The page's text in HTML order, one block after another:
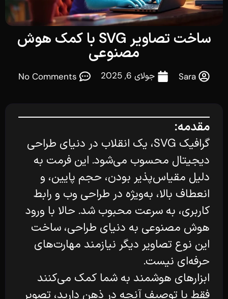
ساخت تصاویر SVG با کمک هوش
مصنوعی
Sara جولای 6, 2025 No Comments
مقدمه:
گرافیک SVG، یک انقلاب در دنیای طراحی
دیجیتال محسوب می‌شود. این فرمت به
دلیل مقیاس‌پذیر بودن، حجم پایین، و
انعطاف بالا، به‌ویژه در طراحی وب و رابط
کاربری، به سرعت محبوب شد. حالا با ورود
هوش مصنوعی به دنیای طراحی، ساخت
این نوع تصاویر دیگر نیازمند مهارت‌های
حرفه‌ای نیست.
ابزارهای هوشمند به شما کمک می‌کنند
فقط با توصیف آنچه در ذهن دارید، تصویر